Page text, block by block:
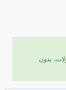
بدون